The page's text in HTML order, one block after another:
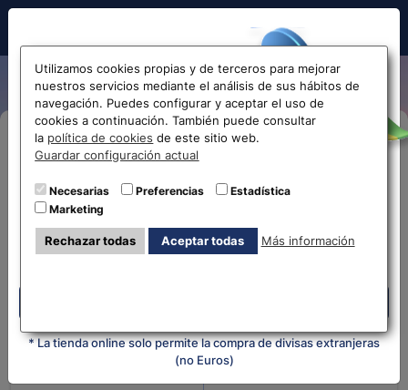
Hola!
Antes de acceder
la web...
Selecciona tu oficina más
cercana
* La tienda online solo permite la compra de divisas extranjeras
(no Euros)
Compra Online
Despliega y selecciona tu oficina
¿Qué moneda tienes?
¿Qué moneda
Cantidad en Cantidad en
Utilizamos cookies propias y de terceros para mejorar
nuestros servicios mediante el análisis de sus hábitos de
navegación. Puedes configurar y aceptar el uso de
cookies a continuación. También puede consultar
la política de cookies de este sitio web.
Guardar configuración actual
Necesarias Preferencias
Estadística
Marketing
Rechazar todas Aceptar todas Más información